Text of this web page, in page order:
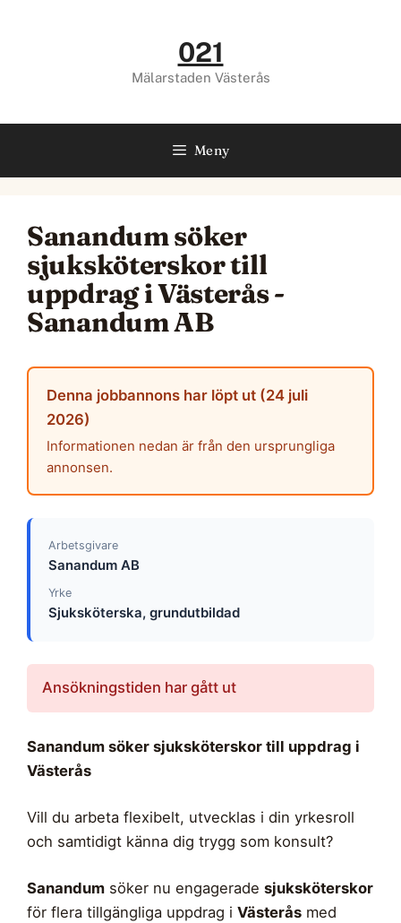
021
Mälarstaden Västerås
Meny
Sanandum söker
sjuksköterskor till
uppdrag i Västerås -
Sanandum AB
Denna jobbannons har löpt ut (24 juli
2026)
Informationen nedan är från den ursprungliga
annonsen.
Arbetsgivare
Sanandum AB
Yrke
Sjuksköterska, grundutbildad
Ansökningstiden har gått ut
Sanandum söker sjuksköterskor till uppdrag i
Västerås
Vill du arbeta flexibelt, utvecklas i din yrkesroll
och samtidigt känna dig trygg som konsult?
Sanandum söker nu engagerade sjuksköterskor
för flera tillgängliga uppdrag i Västerås med